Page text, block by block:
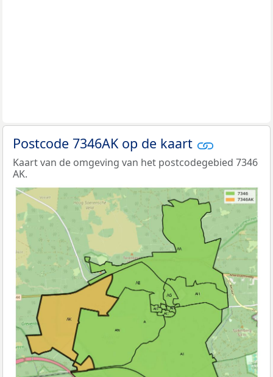
Postcode 7346AK op de kaart
Kaart van de omgeving van het postcodegebied 7346
AK.